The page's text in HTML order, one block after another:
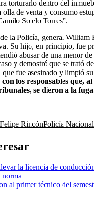
torturarlo dentro del
de venta y consumo
Sotelo Torres”.
la Policía, general William
Su hijo, en principio, fue
abusar de una menor
y demostró que se trató
que fue asesinado y limpió
los responsables que, al
se dieron a la
RincónPolicía Nacional
la licencia de
norma
al primer técnico del